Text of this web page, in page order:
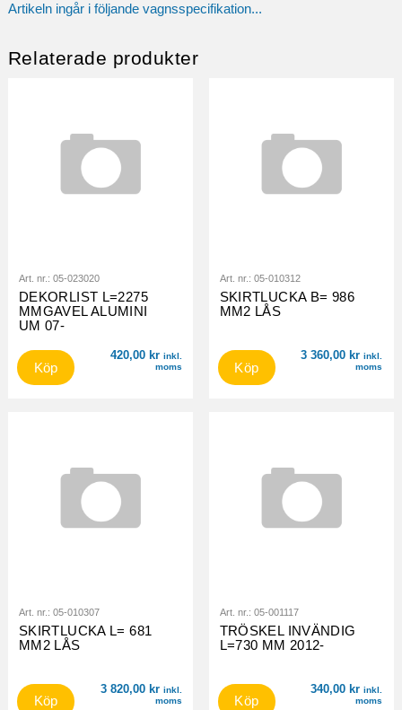
Artikeln ingår i följande vagnsspecifikation...
Relaterade produkter
Art. nr.: 05-023020
DEKORLIST L=2275
MMGAVEL ALUMINI
UM 07-
420,00 kr inkl.
moms
Köp
Art. nr.: 05-010312
SKIRTLUCKA B= 986
MM2 LÅS
3 360,00 kr inkl.
moms
Köp
Art. nr.: 05-010307
SKIRTLUCKA L= 681
MM2 LÅS
3 820,00 kr inkl.
moms
Köp
Art. nr.: 05-001117
TRÖSKEL INVÄNDIG
L=730 MM 2012-
340,00 kr inkl.
moms
Köp